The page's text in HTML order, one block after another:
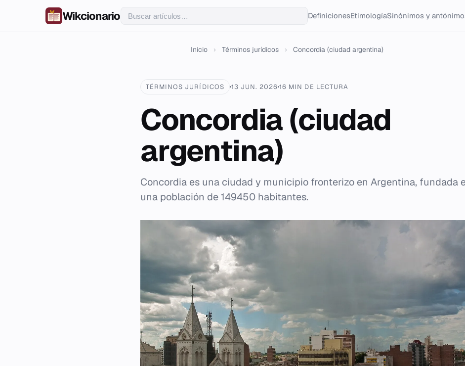
Wikcionario DefinicionesEtimologíaSinónimos y
Inicio › Términos jurídicos › Concordia (ciudad argentina)
TÉRMINOS JURÍDICOS 13 JUN. 202616 MIN DE LECTURA
Concordia (ciudad
argentina)
Concordia es una ciudad y municipio fronterizo en Argentina, fundada
una población de 149450 habitantes.